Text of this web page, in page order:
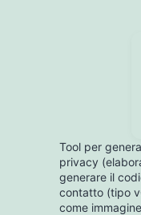
Tool per
privacy
generare il
contatto (tipo
come